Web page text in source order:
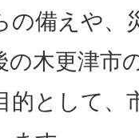
の備えや、
の木更津市
的として、